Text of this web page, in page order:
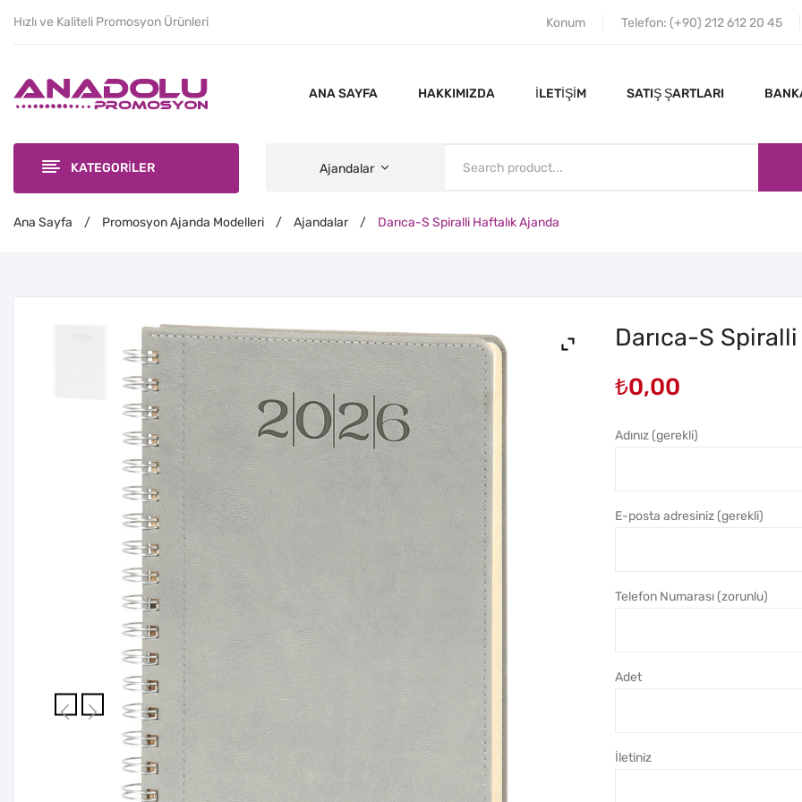
Hızlı ve Kaliteli Promosyon Ürünleri Konum Telefon: (+90) 212 612 20 45
ANA SAYFA HAKKIMIZDA İLETIŞIM SATIŞ ŞARTLARI
KATEGORİLER Ajandalar
Ana Sayfa / Promosyon Ajanda Modelleri / Ajandalar / Darıca-S Spiralli Haftalık Ajanda
Darıca-S
₺0,00
Adınız (gerekli)
E-posta adresiniz (gerekli)
Telefon Numarası (zorunlu)
Adet
İletiniz